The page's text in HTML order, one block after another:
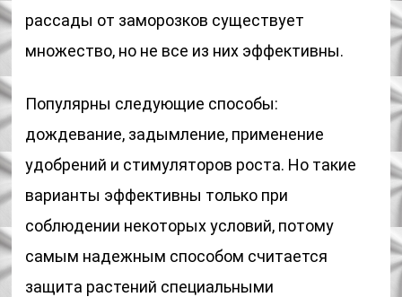
рассады от заморозков существует
множество, но не все из них эффективны.
Популярны следующие способы:
дождевание, задымление, применение
удобрений и стимуляторов роста. Но такие
варианты эффективны только при
соблюдении некоторых условий, потому
самым надежным способом считается
защита растений специальными